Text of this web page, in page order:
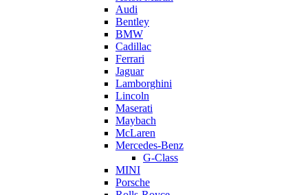
Audi
Bentley
BMW
Cadillac
Ferrari
Jaguar
Lamborghini
Lincoln
Maserati
Maybach
McLaren
Mercedes-Benz
G-Class
MINI
Porsche